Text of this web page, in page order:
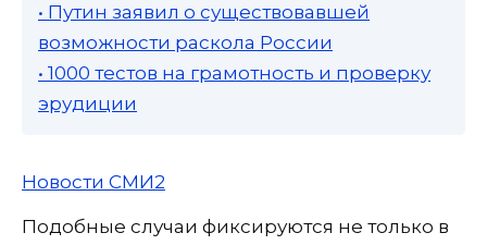
• Путин заявил о существовавшей
возможности раскола России
• 1000 тестов на грамотность и проверку
эрудиции
Новости СМИ2
Подобные случаи фиксируются не только в